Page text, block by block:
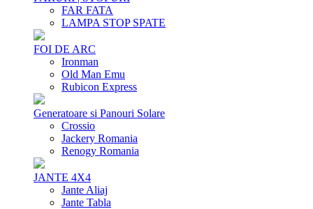
FAR FATA
LAMPA STOP SPATE
FOI DE ARC
Ironman
Old Man Emu
Rubicon Express
Generatoare si Panouri Solare
Crossio
Jackery Romania
Renogy Romania
JANTE 4X4
Jante Aliaj
Jante Tabla